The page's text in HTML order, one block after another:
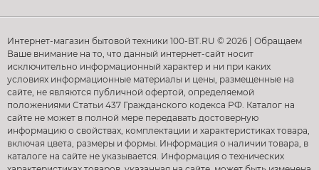
Интернет-магазин бытовой техники 100-BT.RU © 2026 | Обращаем
Ваше внимание на то, что данный интернет-сайт носит
исключительно информационный характер и ни при каких
условиях информационные материалы и цены, размещенные на
сайте, не являются публичной офертой, определяемой
положениями Статьи 437 Гражданского кодекса РФ. Каталог на
сайте не может в полной мере передавать достоверную
информацию о свойствах, комплектации и характеристиках товара,
включая цвета, размеры и формы. Информация о наличии товара, в
каталоге на сайте не указывается. Информация о технических